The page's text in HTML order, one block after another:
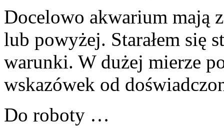
Docelowo akwarium mają
lub powyżej. Starałem się
warunki. W dużej mierze
wskazówek od
Do roboty …